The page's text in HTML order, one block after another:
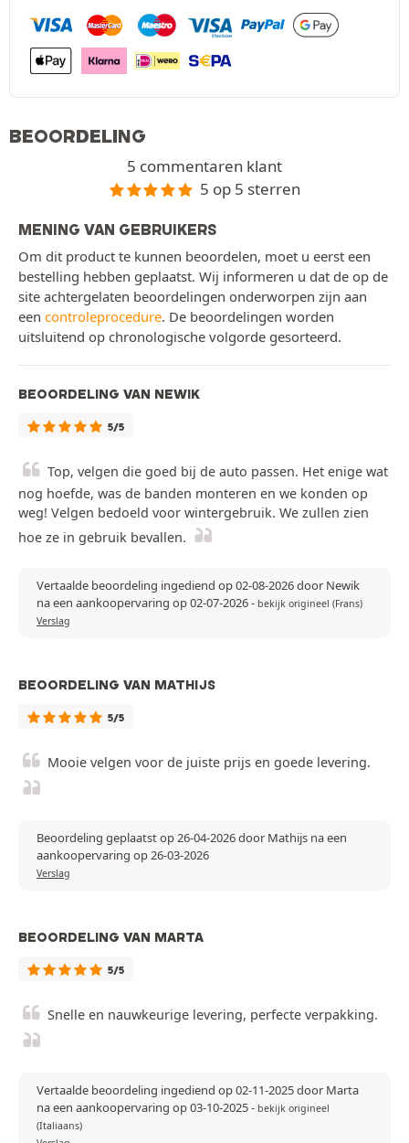
BEOORDELING
5 commentaren klant
5 op 5 sterren
MENING VAN GEBRUIKERS
Om dit product te kunnen beoordelen, moet u eerst een
bestelling hebben geplaatst. Wij informeren u dat de op de
site achtergelaten beoordelingen onderworpen zijn aan
een controleprocedure. De beoordelingen worden
uitsluitend op chronologische volgorde gesorteerd.
BEOORDELING VAN NEWIK
5/5
Top, velgen die goed bij de auto passen. Het enige wat
nog hoefde, was de banden monteren en we konden op
weg! Velgen bedoeld voor wintergebruik. We zullen zien
hoe ze in gebruik bevallen.
Vertaalde beoordeling ingediend op 02-08-2026 door Newik
na een aankoopervaring op 02-07-2026- bekijk origineel (Frans)
Verslag
BEOORDELING VAN MATHIJS
5/5
Mooie velgen voor de juiste prijs en goede levering.
Beoordeling geplaatst op 26-04-2026 door Mathijs na een
aankoopervaring op 26-03-2026
Verslag
BEOORDELING VAN MARTA
5/5
Snelle en nauwkeurige levering, perfecte verpakking.
Vertaalde beoordeling ingediend op 02-11-2025 door Marta
na een aankoopervaring op 03-10-2025- bekijk origineel
(Italiaans)